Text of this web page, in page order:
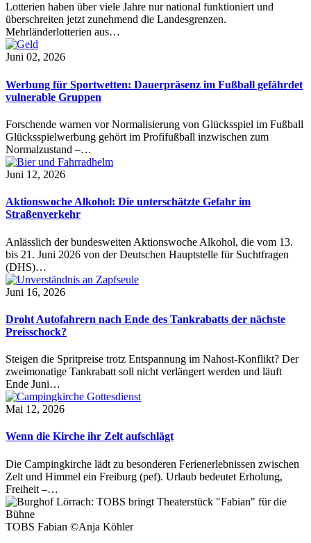
Lotterien haben über viele Jahre nur national funktioniert und
überschreiten jetzt zunehmend die Landesgrenzen.
Mehrländerlotterien aus…
Juni 02, 2026
Werbung für Sportwetten: Dauerpräsenz im Fußball gefährdet
vulnerable Gruppen
Forschende warnen vor Normalisierung von Glücksspiel im Fußball
Glücksspielwerbung gehört im Profifußball inzwischen zum
Normalzustand –…
Juni 12, 2026
Aktionswoche Alkohol: Die unterschätzte Gefahr im
Straßenverkehr
Anlässlich der bundesweiten Aktionswoche Alkohol, die vom 13.
bis 21. Juni 2026 von der Deutschen Hauptstelle für Suchtfragen
(DHS)…
Juni 16, 2026
Droht Autofahrern nach Ende des Tankrabatts der nächste
Preisschock?
Steigen die Spritpreise trotz Entspannung im Nahost-Konflikt? Der
zweimonatige Tankrabatt soll nicht verlängert werden und läuft
Ende Juni…
Mai 12, 2026
Wenn die Kirche ihr Zelt aufschlägt
Die Campingkirche lädt zu besonderen Ferienerlebnissen zwischen
Zelt und Himmel ein Freiburg (pef). Urlaub bedeutet Erholung,
Freiheit –…
TOBS Fabian ©Anja Köhler